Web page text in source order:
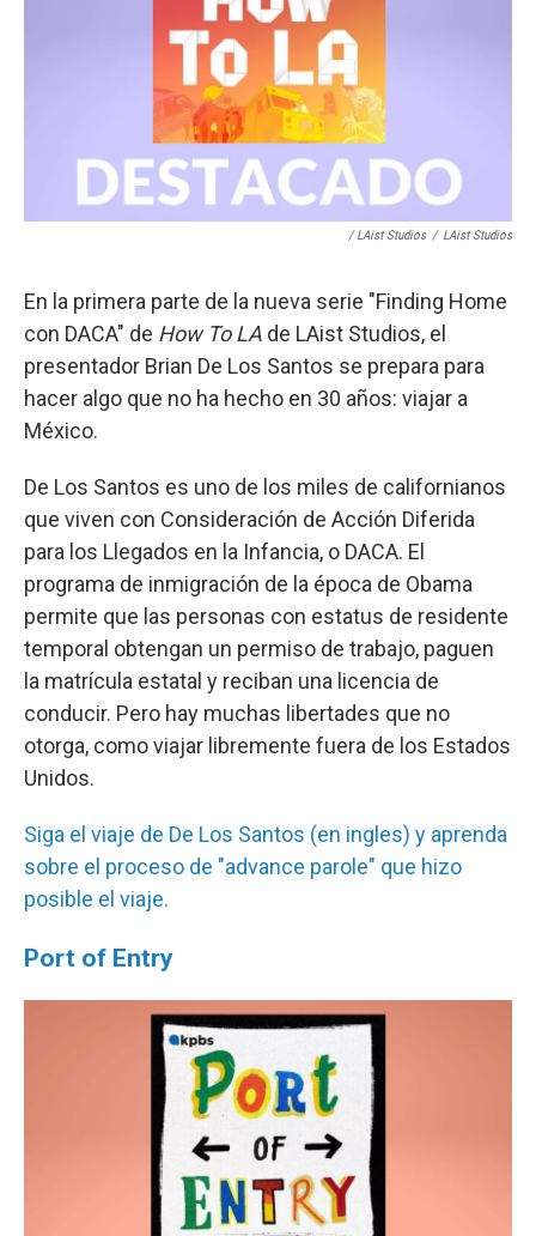
/ LAist Studios / LAist Studios
En la primera parte de la nueva serie "Finding Home
con DACA" de How To LA de LAist Studios, el
presentador Brian De Los Santos se prepara para
hacer algo que no ha hecho en 30 años: viajar a
México.
De Los Santos es uno de los miles de californianos
que viven con Consideración de Acción Diferida
para los Llegados en la Infancia, o DACA. El
programa de inmigración de la época de Obama
permite que las personas con estatus de residente
temporal obtengan un permiso de trabajo, paguen
la matrícula estatal y reciban una licencia de
conducir. Pero hay muchas libertades que no
otorga, como viajar libremente fuera de los Estados
Unidos.
Siga el viaje de De Los Santos (en ingles) y aprenda
sobre el proceso de "advance parole" que hizo
posible el viaje.
Port of Entry